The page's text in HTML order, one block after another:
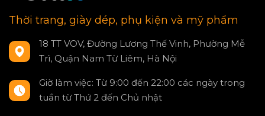
Thời trang, giày dép, phụ kiện và mỹ phẩm
18 TT VOV, Đường Lương Thế Vinh, Phường Mễ
Trì, Quận Nam Từ Liêm, Hà Nội
Giờ làm việc: Từ 9:00 đến 22:00 các ngày trong
tuần từ Thứ 2 đến Chủ nhật